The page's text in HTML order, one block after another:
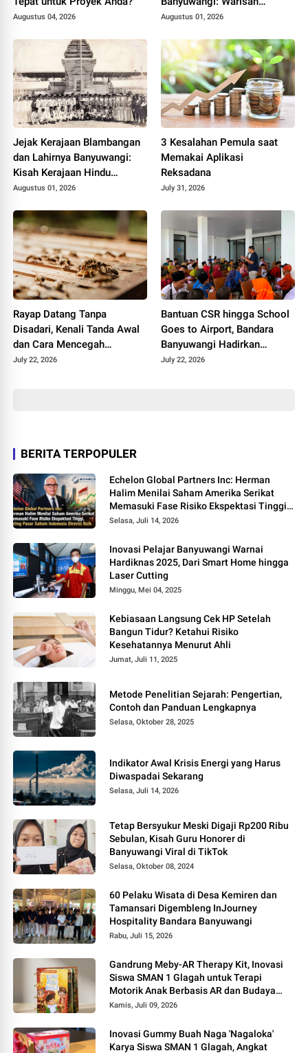
Augustus 04, 2026
Blambangan yang Tetap
Augustus 01, 2026
Jejak Kerajaan Blambangan
dan Lahirnya Banyuwangi:
Kisah Kerajaan Hindu
Terakhir di Tanah Jawa
Augustus 01, 2026
3 Kesalahan Pemula saat
Memakai Aplikasi
Reksadana
July 31, 2026
Rayap Datang Tanpa
Disadari, Kenali Tanda Awal
dan Cara Mencegah
Kerusakan Sebelum
July 22, 2026
Bantuan CSR hingga School
Goes to Airport, Bandara
Banyuwangi Hadirkan
Keceriaan Hari Anak
July 22, 2026
BERITA TERPOPULER
Echelon Global Partners Inc: Herman
Halim Menilai Saham Amerika Serikat
Memasuki Fase Risiko Ekspektasi Tinggi,
Rating Pasar Saham Indonesia Direvisi
Selasa, Juli 14, 2026
Inovasi Pelajar Banyuwangi Warnai
Hardiknas 2025, Dari Smart Home hingga
Laser Cutting
Minggu, Mei 04, 2025
Kebiasaan Langsung Cek HP Setelah
Bangun Tidur? Ketahui Risiko
Kesehatannya Menurut Ahli
Jumat, Juli 11, 2025
Metode Penelitian Sejarah: Pengertian,
Contoh dan Panduan Lengkapnya
Selasa, Oktober 28, 2025
Indikator Awal Krisis Energi yang Harus
Diwaspadai Sekarang
Selasa, Juli 14, 2026
Tetap Bersyukur Meski Digaji Rp200 Ribu
Sebulan, Kisah Guru Honorer di
Banyuwangi Viral di TikTok
Selasa, Oktober 08, 2024
60 Pelaku Wisata di Desa Kemiren dan
Tamansari Digembleng InJourney
Hospitality Bandara Banyuwangi
Rabu, Juli 15, 2026
Gandrung Meby-AR Therapy Kit, Inovasi
Siswa SMAN 1 Glagah untuk Terapi
Motorik Anak Berbasis AR dan Budaya
Banyuwangi
Kamis, Juli 09, 2026
Inovasi Gummy Buah Naga 'Nagaloka'
Karya Siswa SMAN 1 Glagah, Angkat